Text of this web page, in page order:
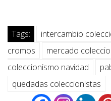
Tags: intercambio
cromos
mercado
coleccionismo navidad
quedadas coleccionistas